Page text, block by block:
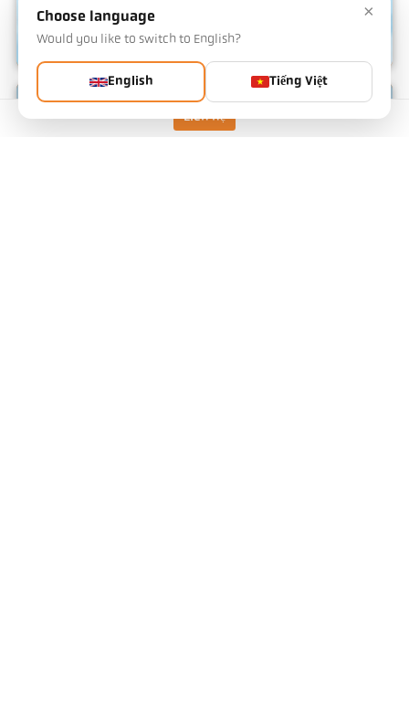
Liên hệ
IO-Link
×
Choose language
Would you like to switch to English?
English Tiếng Việt